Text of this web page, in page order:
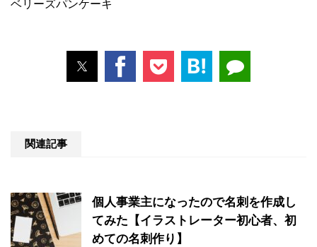
ベリーズパンケーキ
B!
関連記事
個人事業主になったので名刺を作成し
てみた【イラストレーター初心者、初
めての名刺作り】